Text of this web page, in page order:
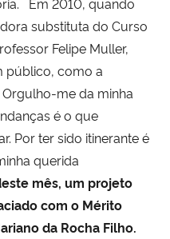
substituta do Curso
Felipe Muller,
como a
Orgulho-me da minha
é o que
Por ter sido itinerante é
querida
mês, um projeto
com o Mérito
da Rocha Filho.